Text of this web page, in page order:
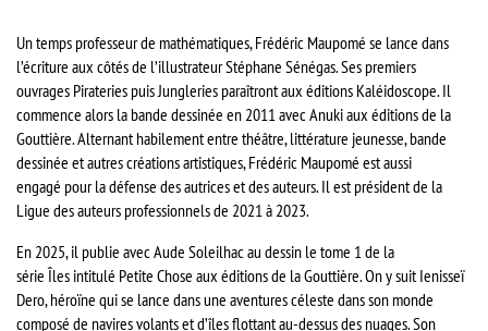
Un temps professeur de mathématiques, Frédéric Maupomé se lance dans
l’écriture aux côtés de l’illustrateur Stéphane Sénégas. Ses premiers
ouvrages Pirateries puis Jungleries paraîtront aux éditions Kaléidoscope. Il
commence alors la bande dessinée en 2011 avec Anuki aux éditions de la
Gouttière. Alternant habilement entre théâtre, littérature jeunesse, bande
dessinée et autres créations artistiques, Frédéric Maupomé est aussi
engagé pour la défense des autrices et des auteurs. Il est président de la
Ligue des auteurs professionnels de 2021 à 2023.
En 2025, il publie avec Aude Soleilhac au dessin le tome 1 de la
série Îles intitulé Petite Chose aux éditions de la Gouttière. On y suit Ienisseï
Dero, héroïne qui se lance dans une aventures céleste dans son monde
composé de navires volants et d’îles flottant au-dessus des nuages. Son